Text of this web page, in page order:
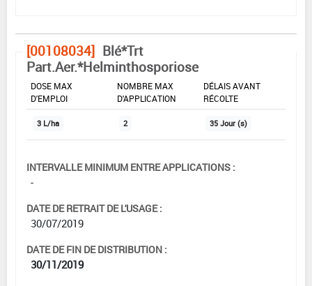
[00108034] Blé*Trt
Part.Aer.*Helminthosporiose
DOSE MAX
D'EMPLOI
NOMBRE MAX
D'APPLICATION
DÉLAIS AVANT
RÉCOLTE
3 L/ha 2 35 Jour (s)
INTERVALLE MINIMUM ENTRE APPLICATIONS :
-
DATE DE RETRAIT DE L'USAGE :
30/07/2019
DATE DE FIN DE DISTRIBUTION :
30/11/2019